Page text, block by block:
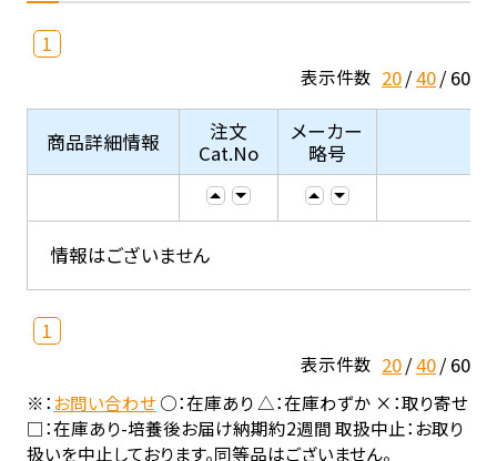
1
表示件数 20 40 60
商品詳細情報
注文
Cat.No
メーカー
略号
情報はございません
1
表示件数 20 40 60
※：お問い合わせ○：在庫あり △：在庫わずか ×：取り寄せ
□：在庫あり-培養後お届け納期約2週間 取扱中止：お取り
扱いを中止しております。同等品はございません。